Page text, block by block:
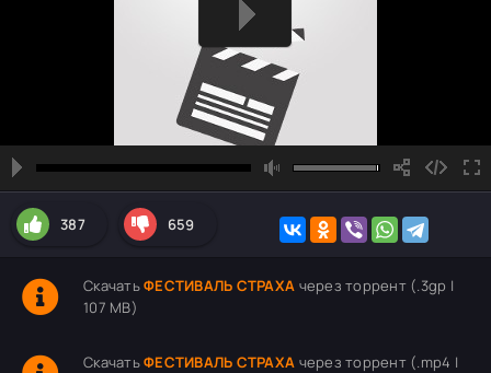
387 659
СкачатьФЕСТИВАЛЬ СТРАХА через торрент (.3gp |
107 MB)
СкачатьФЕСТИВАЛЬ СТРАХА через торрент (.mp4 |